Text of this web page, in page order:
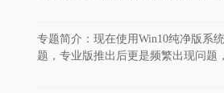
专题简介：现在使用Win10纯净版系
题，专业版推出后更是频繁出现问